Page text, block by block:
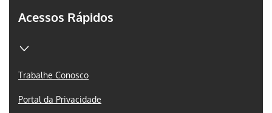
Acessos Rápidos
Trabalhe Conosco
Portal da Privacidade